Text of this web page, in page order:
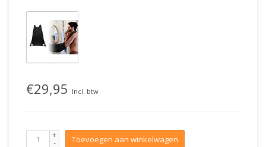
€29,95 Incl. btw
+
- Toevoegen aan winkelwagen